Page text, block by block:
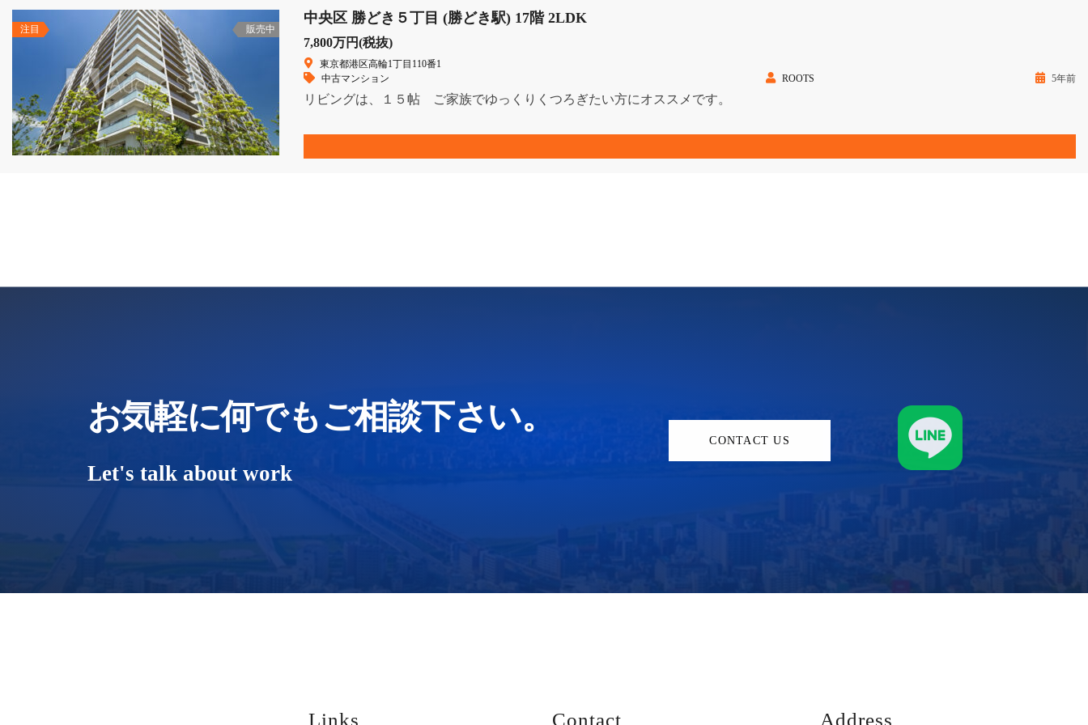
注目 販売中
中央区 勝どき５丁目 (勝どき駅) 17階 2LDK
7,800万円(税抜)
東京都港区高輪1丁目110番1
中古マンション
ROOTS 5年前
リビングは、１５帖 ご家族でゆっくりくつろぎたい方にオススメです。
お気軽に何でもご相談下さい。
Let's talk about work
CONTACT US
Links Contact Address